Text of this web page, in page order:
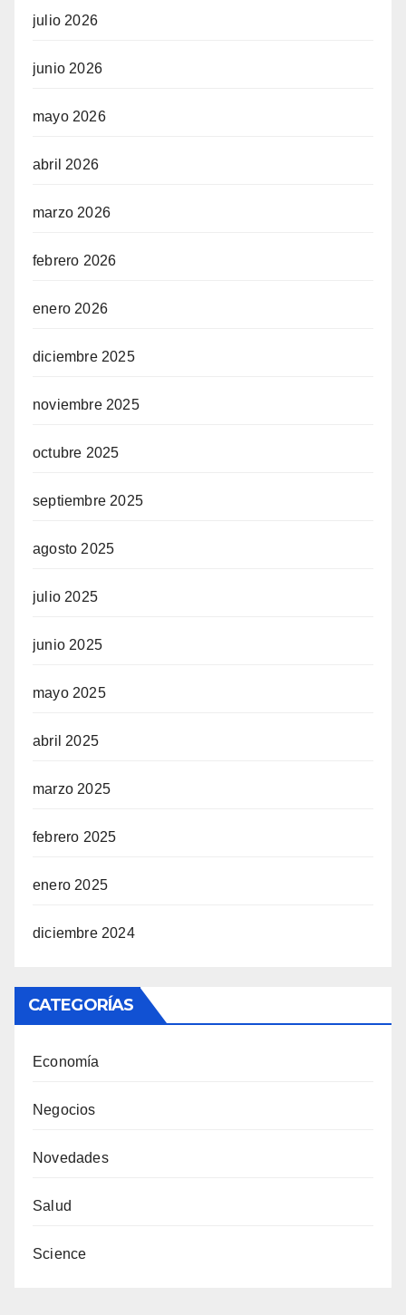
julio 2026
junio 2026
mayo 2026
abril 2026
marzo 2026
febrero 2026
enero 2026
diciembre 2025
noviembre 2025
octubre 2025
septiembre 2025
agosto 2025
julio 2025
junio 2025
mayo 2025
abril 2025
marzo 2025
febrero 2025
enero 2025
diciembre 2024
CATEGORÍAS
Economía
Negocios
Novedades
Salud
Science